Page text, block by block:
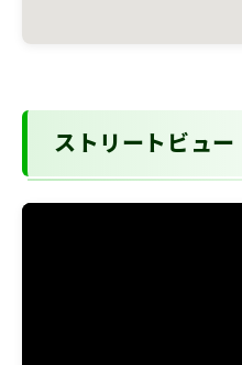
ストリートビュー